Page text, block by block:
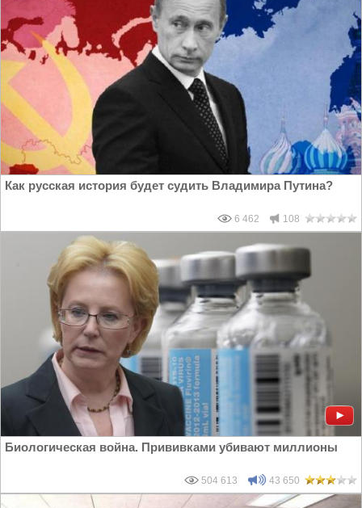
Как русская история будет судить Владимира Путина?
6 462 108
Биологическая война. Прививками убивают миллионы
504 613 43 650